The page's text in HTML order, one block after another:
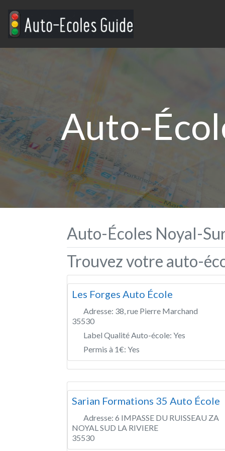
Auto-
Auto-Écoles Noyal-
Trouvez votre auto-
Les Forges Auto École
Adresse: 38, rue Pierre Marchand
35530
Label Qualité Auto-école: Yes
Permis à 1€: Yes
Sarian Formations 35 Auto École
Adresse: 6 IMPASSE DU RUISSEAU ZA
NOYAL SUD LA RIVIERE
35530